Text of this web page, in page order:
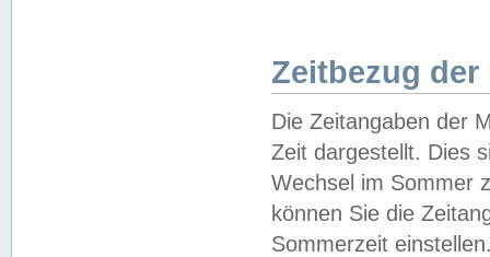
Zeitbezug der
Die Zeitangaben der
Zeit dargestellt. Dies
Wechsel im Sommer
können Sie die
Sommerzeit